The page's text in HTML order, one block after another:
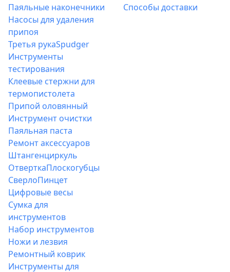
Паяльные наконечники
Насосы для удаления
припоя
Третья рукаSpudger
Инструменты
тестирования
Клеевые стержни для
термопистолета
Припой оловянный
Инструмент очистки
Паяльная паста
Ремонт аксессуаров
Штангенциркуль
ОтверткаПлоскогубцы
СверлоПинцет
Цифровые весы
Сумка для
инструментов
Набор инструментов
Ножи и лезвия
Ремонтный коврик
Инструменты для
Способы доставки